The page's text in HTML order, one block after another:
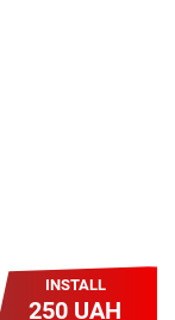
INSTALL
250 UAH